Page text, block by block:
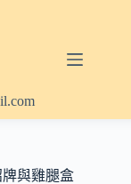
牌與雞腿盒